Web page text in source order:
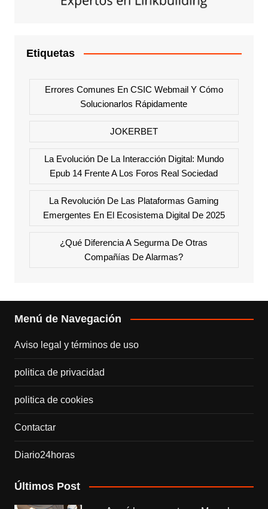
Etiquetas
Errores Comunes En CSIC Webmail Y Cómo
Solucionarlos Rápidamente
JOKERBET
La Evolución De La Interacción Digital: Mundo
Epub 14 Frente A Los Foros Real Sociedad
La Revolución De Las Plataformas Gaming
Emergentes En El Ecosistema Digital De 2025
¿Qué Diferencia A Segurma De Otras
Compañías De Alarmas?
Menú de Navegación
Aviso legal y términos de uso
politica de privacidad
politica de cookies
Contactar
Diario24horas
Últimos Post